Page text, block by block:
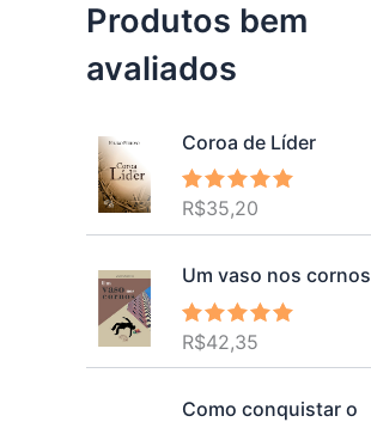
Produtos bem
avaliados
Coroa de Líder
Avaliação
R$35,20
Um vaso nos cornos
Avaliação
de 5
R$42,35
Como conquistar o